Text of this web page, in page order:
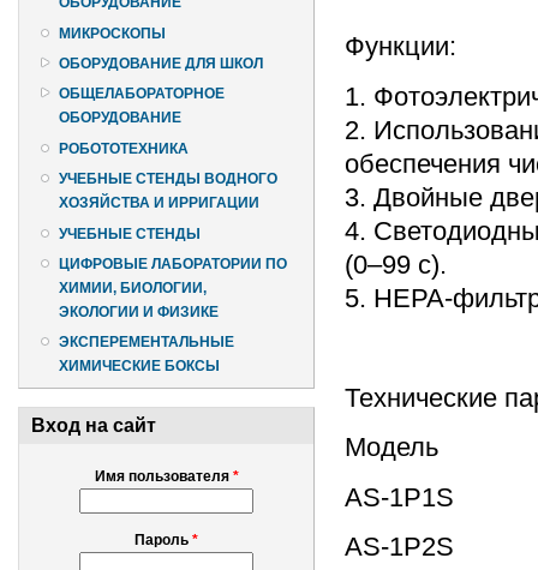
МИКРОСКОПЫ
ОБОРУДОВАНИЕ ДЛЯ ШКОЛ
ОБЩЕЛАБОРАТОРНОЕ
ОБОРУДОВАНИЕ
РОБОТОТЕХНИКА
УЧЕБНЫЕ СТЕНДЫ ВОДНОГО
ХОЗЯЙСТВА И ИРРИГАЦИИ
УЧЕБНЫЕ СТЕНДЫ
ЦИФРОВЫЕ ЛАБОРАТОРИИ ПО
ХИМИИ, БИОЛОГИИ,
ЭКОЛОГИИ И ФИЗИКЕ
ЭКСПЕРЕМЕНТАЛЬНЫЕ
ХИМИЧЕСКИЕ БОКСЫ
Вход на сайт
Имя пользователя *
Пароль *
Функции:
1.
2.
обеспечения
3. Двойные
4.
(0–99 с).
5. HEPA-
Технические
Модель
AS-1P1S
AS-1P2S